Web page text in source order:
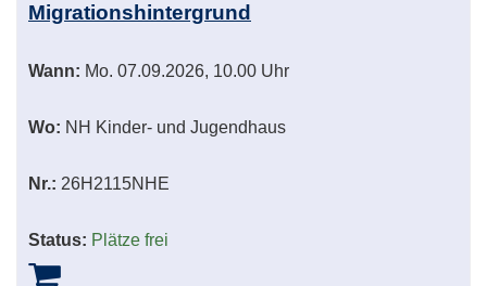
Migrationshintergrund
Wann: Mo. 07.09.2026, 10.00 Uhr
Wo: NH Kinder- und Jugendhaus
Nr.: 26H2115NHE
Status: Plätze frei